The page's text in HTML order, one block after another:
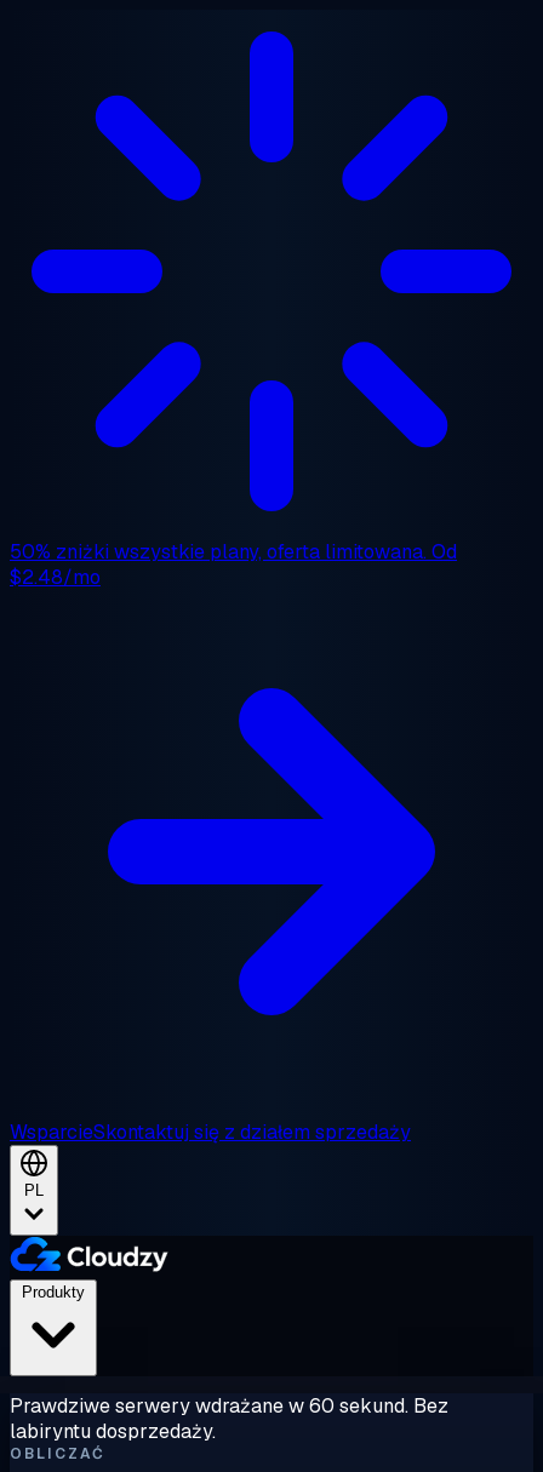
50% zniżki wszystkie plany, oferta limitowana. Od
$2.48/mo
WsparcieSkontaktuj się z działem sprzedaży
PL
Prawdziwe serwery wdrażane w 60 sekund. Bez
labiryntu dosprzedaży.
OBLICZAĆ